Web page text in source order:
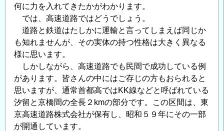
何に力を入れてきたかがわかります。
では、高速道路ではどうでしょう。
道路と鉄道はたしかに運輸と言ってしまえば同じか
も知れませんが、その実体の持つ性格は大きく異なる
様に思います。
しかしながら、高速道路でも民間で成功している例
があります。皆さんの中にはご存じの方もおられると
思いますが、通常首都高ではKK線などと呼ばれている
汐留と京橋間の全長２kmの部分です。この区間は、東
京高速道路株式会社が保有し、昭和５９年にその一部
が開通しています。